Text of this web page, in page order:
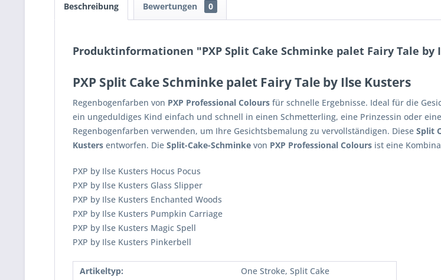
Beschreibung Bewertungen 0
Produktinformationen "PXP Split Cake Schminke palet Fairy Tale by
PXP Split Cake Schminke palet Fairy Tale by Ilse Kusters
Regenbogenfarben von PXP Professional Colours für schnelle Ergebnisse. Ideal für die
ein ungeduldiges Kind einfach und schnell in einen Schmetterling, eine Prinzessin oder
Regenbogenfarben verwenden, um Ihre Gesichtsbemalung zu vervollständigen. Diese Split
Kusters entworfen. Die Split-Cake-Schminke von PXP Professional Colours ist eine
PXP by Ilse Kusters Hocus Pocus
PXP by Ilse Kusters Glass Slipper
PXP by Ilse Kusters Enchanted Woods
PXP by Ilse Kusters Pumpkin Carriage
PXP by Ilse Kusters Magic Spell
PXP by Ilse Kusters Pinkerbell
Artikeltyp:
One Stroke, Split Cake